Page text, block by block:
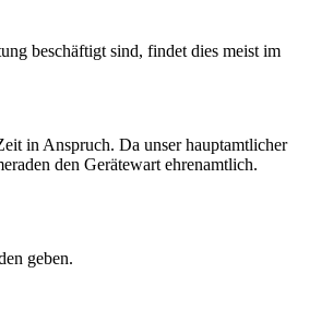
beschäftigt sind, findet dies meist im
in Anspruch. Da unser hauptamtlicher
den Gerätewart ehrenamtlich.
geben.